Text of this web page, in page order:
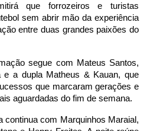
que forrozeiros e turistas
sem abrir mão da experiência
entre duas grandes paixões do
segue com Mateus Santos,
e a dupla Matheus & Kauan, que
que marcaram gerações e
aguardadas do fim de semana.
continua com Marquinhos Maraial,